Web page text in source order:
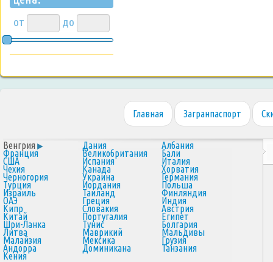
от до
Главная Загранпаспорт
Венгрия Дания Албания
Франция Великобритания Бали
США Испания Италия
Чехия Канада Хорватия
Черногория Украина Германия
Турция Иордания Польша
Израиль Таиланд Финляндия
ОАЭ Греция Индия
Кипр Словакия Австрия
Китай Португалия Египет
Шри-Ланка Тунис Болгария
Литва Маврикий Мальдивы
Малайзия Мексика Грузия
Андорра Доминикана Танзания
Кения